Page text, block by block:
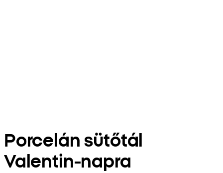
Porcelán sütőtál
Valentin-napra